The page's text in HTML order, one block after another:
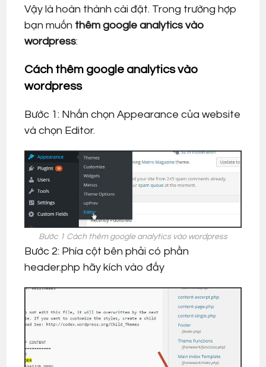
Vậy là hoàn thành cài đặt. Trong trường hợp
bạn muốn thêm google analytics vào
wordpress:
Cách thêm google analytics vào
wordpress
Bước 1: Nhấn chọn Appearance của website
và chọn Editor.
Bước 1 Cách thêm google analytics vào wordpress
Bước 2: Phía cột bên phải có phần
header.php hãy kích vào đấy